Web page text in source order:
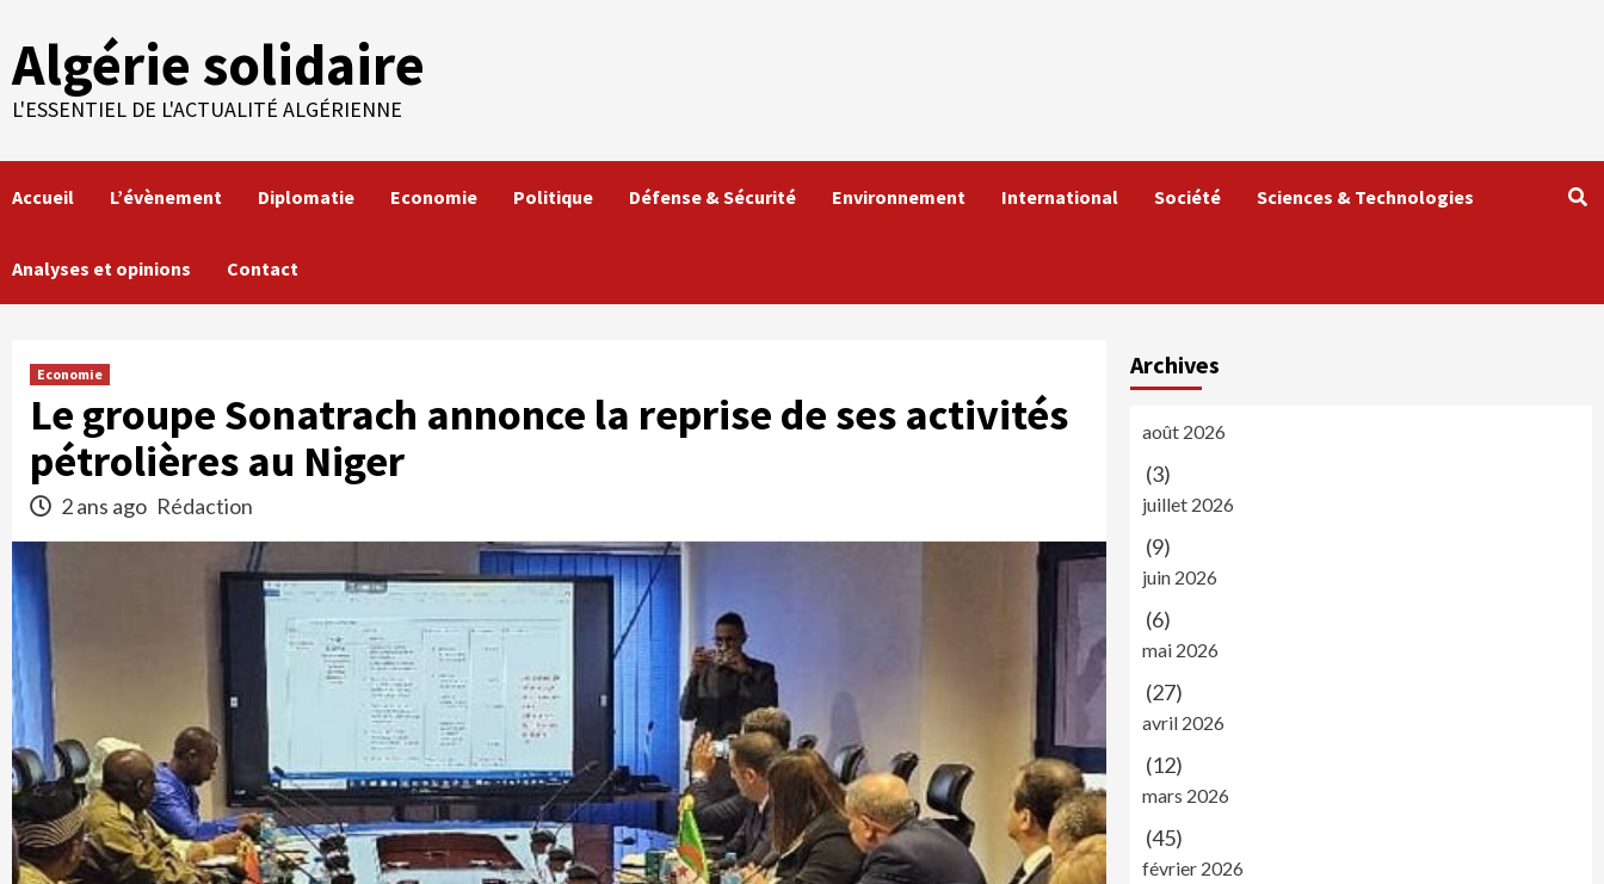
content
Algérie solidaire
L'ESSENTIEL DE L'ACTUALITÉ ALGÉRIENNE
Accueil L’évènement Diplomatie Economie Politique Défense & Sécurité Environnement International Société Sciences & Technologies
Analyses et opinions Contact
Economie
Le groupe Sonatrach annonce la reprise de ses activités
pétrolières au Niger
2 ans ago Rédaction
Archives
août 2026
(3)
juillet 2026
(9)
juin 2026
(6)
mai 2026
(27)
avril 2026
(12)
mars 2026
(45)
février 2026